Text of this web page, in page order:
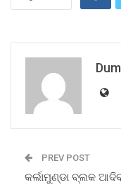
PREV POST
କର୍ଲାମୁଣ୍ଡା ବ୍ଲକ